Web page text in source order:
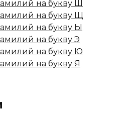
на букву Ш
на букву Щ
на букву Ы
на букву Э
на букву Ю
на букву Я